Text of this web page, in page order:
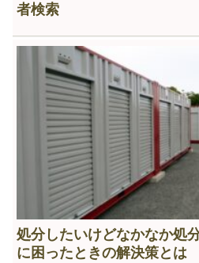
者検索
処分したいけどなかなか処
に困ったときの解決策とは